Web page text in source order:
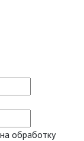
обработку